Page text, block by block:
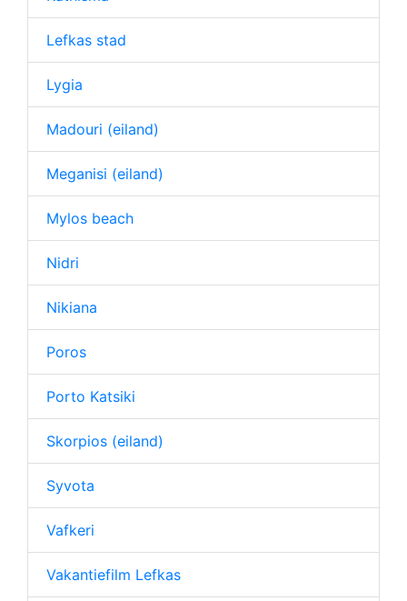
Lefkas stad
Lygia
Madouri (eiland)
Meganisi (eiland)
Mylos beach
Nidri
Nikiana
Poros
Porto Katsiki
Skorpios (eiland)
Syvota
Vafkeri
Vakantiefilm Lefkas